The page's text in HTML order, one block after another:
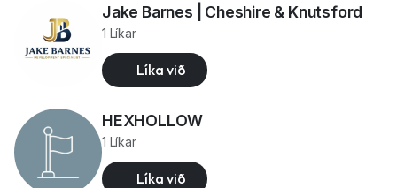
Jake Barnes | Cheshire & Knutsford
1 Líkar
Líka við
HEXHOLLOW
1 Líkar
Líka við